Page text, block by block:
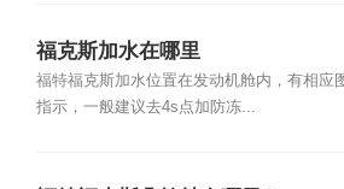
福克斯加水在哪里
福特福克斯加水位置在发动机舱内，有相应
指示，一般建议去4s点加防冻...